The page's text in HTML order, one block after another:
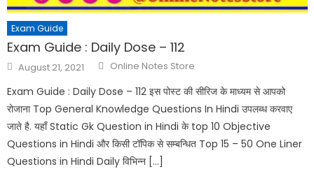
Exam Guide
Exam Guide : Daily Dose – 112
August 21, 2021 Online Notes Store
Exam Guide : Daily Dose – 112 इस पोस्ट की सीरिज के माध्यम से आपको
रोजाना Top General Knowledge Questions In Hindi उपलब्ध करवाए
जाते है. यहाँ Static Gk Question in Hindi के top 10 Objective
Questions in Hindi और किसी टॉपिक से सम्बन्धित Top 15 – 50 One Liner
Questions in Hindi Daily विभिन्न […]